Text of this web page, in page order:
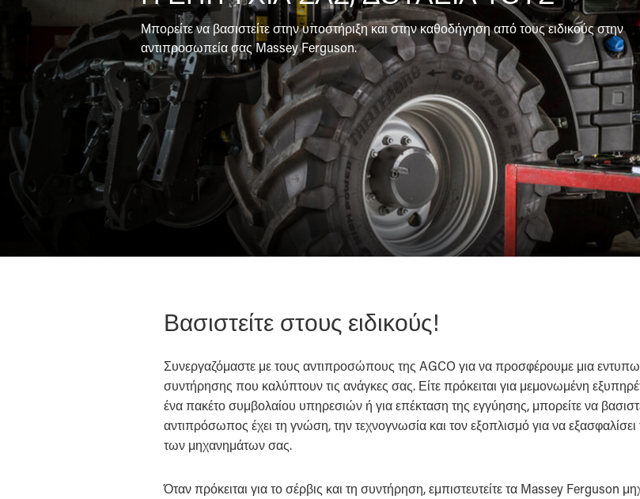
Φροντίδα
εδάφους
Ανάμικτα
Μπορείτε να βασιστείτε στην υποστήριξη και στην καθοδήγηση από τους ειδικούς στην
αντιπροσωπεία σας Massey Ferguson.
Βασιστείτε στους ειδικούς!
Συνεργαζόμαστε με τους αντιπροσώπους της AGCO για να προσφέρουμε μια
συντήρησης που καλύπτουν τις ανάγκες σας. Είτε πρόκειται για μεμονωμένη
ένα πακέτο συμβολαίου υπηρεσιών ή για επέκταση της εγγύησης, μπορείτε να
αντιπρόσωπος έχει τη γνώση, την τεχνογνωσία και τον εξοπλισμό για να
των μηχανημάτων σας.
Όταν πρόκειται για το σέρβις και τη συντήρηση, εμπιστευτείτε τα Massey Ferguson